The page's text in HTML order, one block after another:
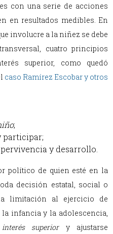
con una serie de acciones
en resultados medibles. En
involucre a la niñez se debe
cuatro principios
superior, como quedó
caso Ramírez Escobar y otros
;
participar;
y desarrollo.
político de quien esté en la
decisión estatal, social o
limitación al ejercicio de
infancia y la adolescencia,
interés superior y ajustarse